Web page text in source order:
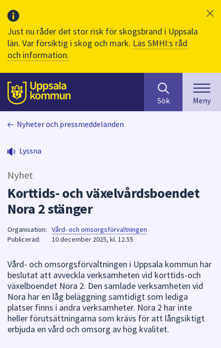
Just nu råder det stor risk för skogsbrand i Uppsala
län. Var försiktig i skog och mark. Läs SMHI:s råd
och information.
Till sidans
huvudinnehåll
efter
innehåll
på
sökfältet
att
fältet.
Använd
piltangenterna
för
att
navigera
Sök Meny
Nyheter och pressmeddelanden
Lyssna
Nyhet
Korttids- och växelvårdsboendet
Nora 2 stänger
Organisation:
Vård- och omsorgsförvaltningen
Publicerad:
10 december 2025, kl. 12.55
Vård- och omsorgsförvaltningen i Uppsala kommun har
beslutat att avveckla verksamheten vid korttids-och
växelboendet Nora 2. Den samlade verksamheten vid
Nora har en låg beläggning samtidigt som lediga
platser finns i andra verksamheter. Nora 2 har inte
heller förutsättningarna som krävs för att långsiktigt
erbjuda en vård och omsorg av hög kvalitet.